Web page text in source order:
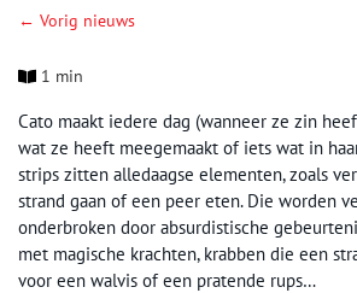
← Vorig nieuws
1 min
Cato maakt iedere dag (wanneer ze zin
wat ze heeft meegemaakt of iets wat in
strips zitten alledaagse elementen, zoals
strand gaan of een peer eten. Die worden
onderbroken door absurdistische
met magische krachten, krabben die een
voor een walvis of een pratende rups…